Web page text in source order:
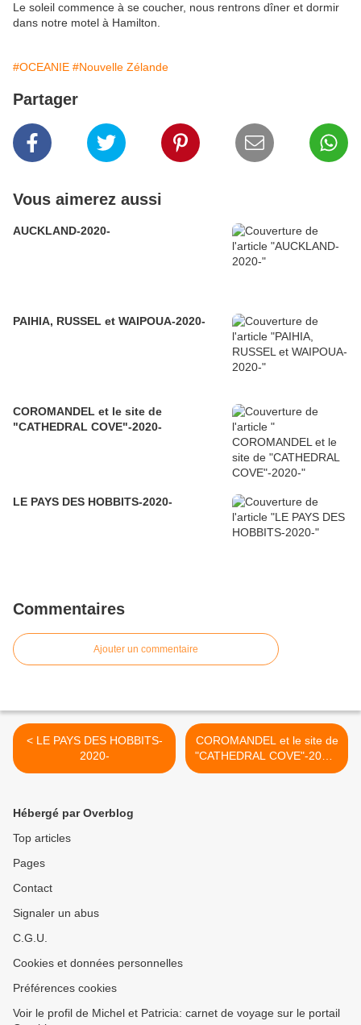
Le soleil commence à se coucher, nous rentrons dîner et dormir
dans notre motel à Hamilton.
#OCEANIE #Nouvelle Zélande
Partager
Vous aimerez aussi
AUCKLAND-2020-
PAIHIA, RUSSEL et WAIPOUA-2020-
COROMANDEL et le site de
"CATHEDRAL COVE"-2020-
LE PAYS DES HOBBITS-2020-
Commentaires
Ajouter un commentaire
< LE PAYS DES HOBBITS-
2020-
COROMANDEL et le site de
"CATHEDRAL COVE"-2020-
>
Hébergé par Overblog
Top articles
Pages
Contact
Signaler un abus
C.G.U.
Cookies et données personnelles
Préférences cookies
Voir le profil de Michel et Patricia: carnet de voyage sur le portail